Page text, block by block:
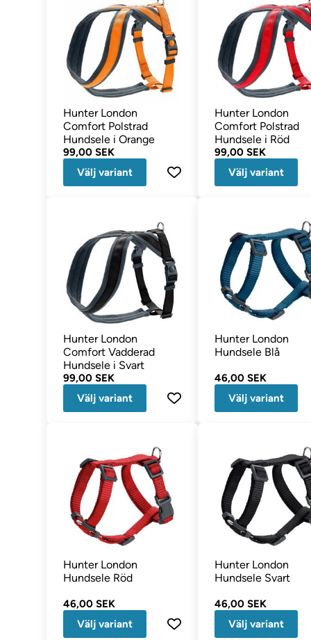
Hunter London
Comfort Polstrad
Hundsele i Orange
99,00 SEK
Välj variant
Hunter London
Comfort Polstrad
Hundsele i Röd
99,00 SEK
Välj variant
Hunter London
Comfort Vadderad
Hundsele i Svart
99,00 SEK
Välj variant
Hunter London
Hundsele Blå
46,00 SEK
Välj variant
Hunter London
Hundsele Röd
46,00 SEK
Välj variant
Hunter London
Hundsele Svart
46,00 SEK
Välj variant